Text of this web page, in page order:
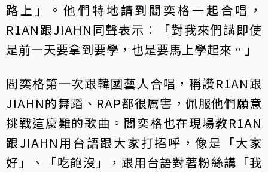
路上」。他們特地請到閻奕格一起合唱，
R1AN跟JIAHN同聲表示：「對我來們講即使
是前一天要拿到要學，也是要馬上學起來。」
閻奕格第一次跟韓國藝人合唱，稱讚R1AN跟
JIAHN的舞蹈、RAP都很厲害，佩服他們願意
挑戰這麼難的歌曲。閻奕格也在現場教R1AN
跟JIAHN用台語跟大家打招呼，像是「大家
好」、「吃飽沒」，跟用台語對著粉絲講「我